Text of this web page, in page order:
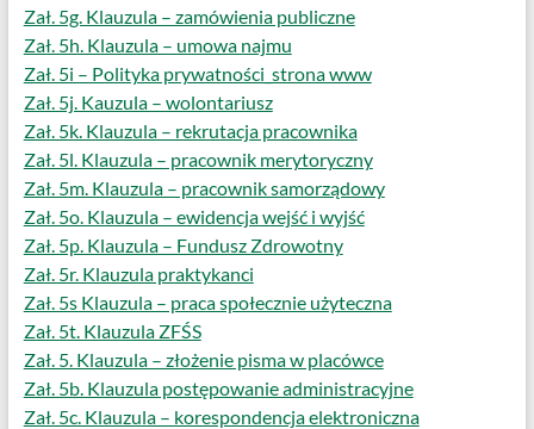
ul.
Jemiołowa
59,
53-
426
Wrocław
Zał. 5g. Klauzula – zamówienia publiczne
Zał. 5h. Klauzula – umowa najmu
Zał. 5i – Polityka prywatności_strona www
Zał. 5j. Kauzula – wolontariusz
Zał. 5k. Klauzula – rekrutacja pracownika
Zał. 5l. Klauzula – pracownik merytoryczny
Zał. 5m. Klauzula – pracownik samorządowy
Zał. 5o. Klauzula – ewidencja wejść i wyjść
Zał. 5p. Klauzula – Fundusz Zdrowotny
Zał. 5r. Klauzula praktykanci
Zał. 5s Klauzula – praca społecznie użyteczna
Zał. 5t. Klauzula ZFŚS
Zał. 5. Klauzula – złożenie pisma w placówce
Zał. 5b. Klauzula postępowanie administracyjne
Zał. 5c. Klauzula – korespondencja elektroniczna